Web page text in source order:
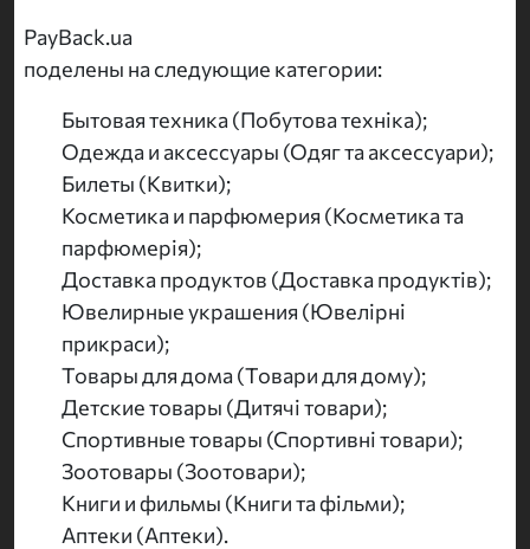
PayBack.ua
поделены на следующие категории:
Бытовая техника (Побутова техніка);
Одежда и аксессуары (Одяг та аксессуари);
Билеты (Квитки);
Косметика и парфюмерия (Косметика та
парфюмерія);
Доставка продуктов (Доставка продуктів);
Ювелирные украшения (Ювелірні
прикраси);
Товары для дома (Товари для дому);
Детские товары (Дитячі товари);
Спортивные товары (Спортивні товари);
Зоотовары (Зоотовари);
Книги и фильмы (Книги та фільми);
Аптеки (Аптеки).